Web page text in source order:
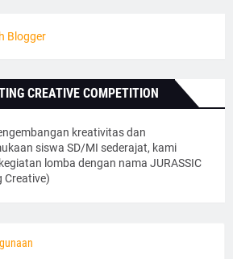
Blogger
CREATIVE COMPETITION
kreativitas dan
siswa SD/MI sederajat, kami
lomba dengan nama JURASSIC
Creative)